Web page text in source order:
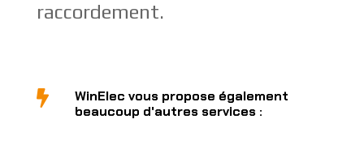
raccordement.

WinElec vous propose également
beaucoup d'autres services :